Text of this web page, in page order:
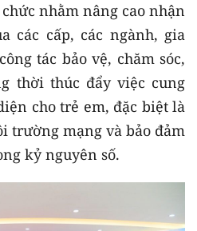
nhằm nâng cao nhận
các cấp, các ngành, gia
tác bảo vệ, chăm sóc,
thời thúc đẩy việc cung
cho trẻ em, đặc biệt là
trường mạng và bảo đảm
kỷ nguyên số.